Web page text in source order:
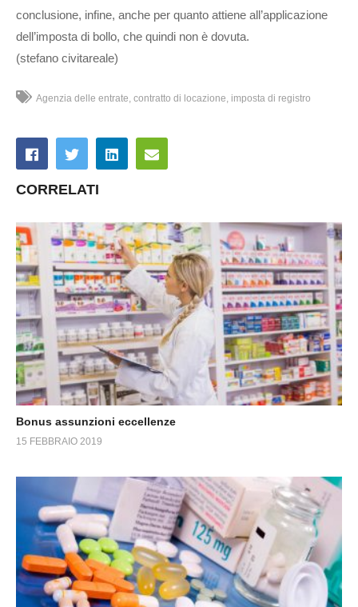
conclusione, infine, anche per quanto attiene all’applicazione
dell’imposta di bollo, che quindi non è dovuta.
(stefano civitareale)
Agenzia delle entrate contratto di locazione imposta di registro
CORRELATI
Bonus assunzioni eccellenze
15 FEBBRAIO 2019